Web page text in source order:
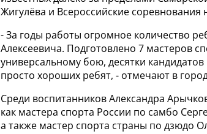
Жигулёва и Всероссийские
- За годы работы огромное количество
Алексеевича. Подготовлено 7 мастеров
универсальному бою, десятки
просто хороших ребят, - отмечают в
Среди воспитанников Александра
как мастера спорта России по самбо
а также мастер спорта страны по дзюдо